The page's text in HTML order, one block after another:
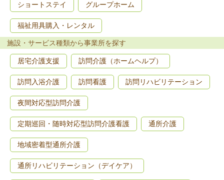
ショートステイ グループホーム
福祉用具購入・レンタル
施設・サービス種類から事業所を探す
居宅介護支援 訪問介護（ホームヘルプ）
訪問入浴介護 訪問看護 訪問リハビリテーション
夜間対応型訪問介護
定期巡回・随時対応型訪問介護看護 通所介護
地域密着型通所介護
通所リハビリテーション（デイケア）